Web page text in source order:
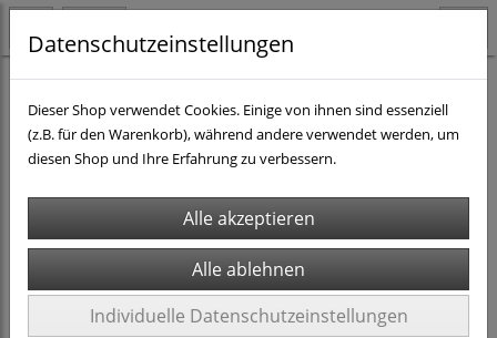
Datenschutzeinstellungen
Dieser Shop verwendet Cookies. Einige von ihnen sind essenziell
(z.B. für den Warenkorb), während andere verwendet werden, um
diesen Shop und Ihre Erfahrung zu verbessern.
Individuelle Datenschutzeinstellungen